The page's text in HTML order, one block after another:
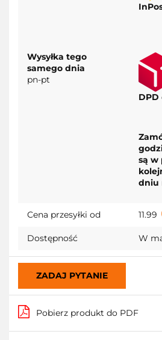
Wysyłka tego
samego dnia
pn-pt
DPD
są w
dniu
Cena przesyłki od 11.99
Dostępność W
ZADAJ PYTANIE
Pobierz produkt do PDF